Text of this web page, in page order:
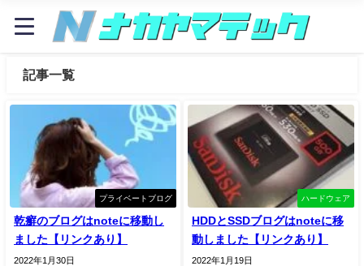
記事一覧
プライベートブログ
乾癬のブログはnoteに移動し
ました【リンクあり】
2022年1月30日
ハードウェア
HDDとSSDブログはnoteに移
動しました【リンクあり】
2022年1月19日